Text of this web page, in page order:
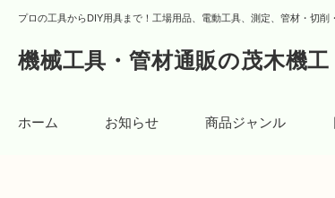
プロの工具からDIY用具まで！工場用品、電動工具、測定、管材・切
機械工具・管材通販の茂木機工
ホーム お知らせ 商品ジャンル